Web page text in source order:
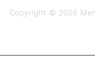
Copyright © 2026